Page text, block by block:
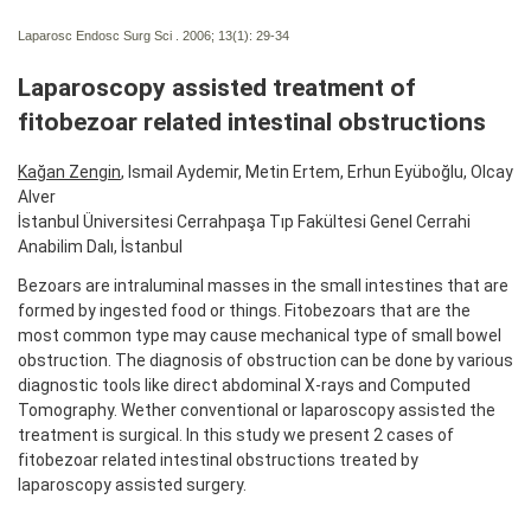
Laparosc Endosc Surg Sci . 2006; 13(1): 29-34
Laparoscopy assisted treatment of
fitobezoar related intestinal obstructions
Kağan Zengin, Ismail Aydemir, Metin Ertem, Erhun Eyüboğlu, Olcay
Alver
İstanbul Üniversitesi Cerrahpaşa Tıp Fakültesi Genel Cerrahi
Anabilim Dalı, İstanbul
Bezoars are intraluminal masses in the small intestines that are
formed by ingested food or things. Fitobezoars that are the
most common type may cause mechanical type of small bowel
obstruction. The diagnosis of obstruction can be done by various
diagnostic tools like direct abdominal X-rays and Computed
Tomography. Wether conventional or laparoscopy assisted the
treatment is surgical. In this study we present 2 cases of
fitobezoar related intestinal obstructions treated by
laparoscopy assisted surgery.